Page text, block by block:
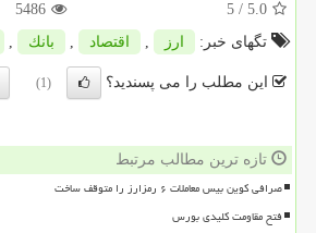
5.0
/ 5
5486
تگهای خبر:
ارز , اقتصاد , بانك ,
این مطلب را می پسندید؟ (1)
تازه ترین مطالب مرتبط
صرافی کوین بیس معاملات ۶ رمزارز را متوقف ساخت
فتح مقاومت کلیدی بورس